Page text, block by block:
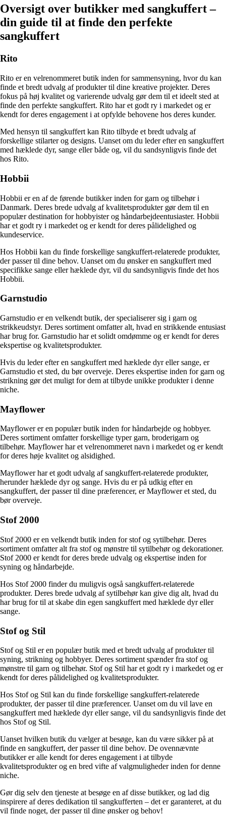
Oversigt over butikker med sangkuffert –
din guide til at finde den perfekte
sangkuffert
Rito
Rito er en velrenommeret butik inden for sammensyning, hvor du kan
finde et bredt udvalg af produkter til dine kreative projekter. Deres
fokus på høj kvalitet og varierende udvalg gør dem til et ideelt sted at
finde den perfekte sangkuffert. Rito har et godt ry i markedet og er
kendt for deres engagement i at opfylde behovene hos deres kunder.
Med hensyn til sangkuffert kan Rito tilbyde et bredt udvalg af
forskellige stilarter og designs. Uanset om du leder efter en sangkuffert
med hæklede dyr, sange eller både og, vil du sandsynligvis finde det
hos Rito.
Hobbii
Hobbii er en af de førende butikker inden for garn og tilbehør i
Danmark. Deres brede udvalg af kvalitetsprodukter gør dem til en
populær destination for hobbyister og håndarbejdeentusiaster. Hobbii
har et godt ry i markedet og er kendt for deres pålidelighed og
kundeservice.
Hos Hobbii kan du finde forskellige sangkuffert-relaterede produkter,
der passer til dine behov. Uanset om du ønsker en sangkuffert med
specifikke sange eller hæklede dyr, vil du sandsynligvis finde det hos
Hobbii.
Garnstudio
Garnstudio er en velkendt butik, der specialiserer sig i garn og
strikkeudstyr. Deres sortiment omfatter alt, hvad en strikkende entusiast
har brug for. Garnstudio har et solidt omdømme og er kendt for deres
ekspertise og kvalitetsprodukter.
Hvis du leder efter en sangkuffert med hæklede dyr eller sange, er
Garnstudio et sted, du bør overveje. Deres ekspertise inden for garn og
strikning gør det muligt for dem at tilbyde unikke produkter i denne
niche.
Mayflower
Mayflower er en populær butik inden for håndarbejde og hobbyer.
Deres sortiment omfatter forskellige typer garn, broderigarn og
tilbehør. Mayflower har et velrenommeret navn i markedet og er kendt
for deres høje kvalitet og alsidighed.
Mayflower har et godt udvalg af sangkuffert-relaterede produkter,
herunder hæklede dyr og sange. Hvis du er på udkig efter en
sangkuffert, der passer til dine præferencer, er Mayflower et sted, du
bør overveje.
Stof 2000
Stof 2000 er en velkendt butik inden for stof og sytilbehør. Deres
sortiment omfatter alt fra stof og mønstre til sytilbehør og dekorationer.
Stof 2000 er kendt for deres brede udvalg og ekspertise inden for
syning og håndarbejde.
Hos Stof 2000 finder du muligvis også sangkuffert-relaterede
produkter. Deres brede udvalg af sytilbehør kan give dig alt, hvad du
har brug for til at skabe din egen sangkuffert med hæklede dyr eller
sange.
Stof og Stil
Stof og Stil er en populær butik med et bredt udvalg af produkter til
syning, strikning og hobbyer. Deres sortiment spænder fra stof og
mønstre til garn og tilbehør. Stof og Stil har et godt ry i markedet og er
kendt for deres pålidelighed og kvalitetsprodukter.
Hos Stof og Stil kan du finde forskellige sangkuffert-relaterede
produkter, der passer til dine præferencer. Uanset om du vil lave en
sangkuffert med hæklede dyr eller sange, vil du sandsynligvis finde det
hos Stof og Stil.
Uanset hvilken butik du vælger at besøge, kan du være sikker på at
finde en sangkuffert, der passer til dine behov. De ovennævnte
butikker er alle kendt for deres engagement i at tilbyde
kvalitetsprodukter og en bred vifte af valgmuligheder inden for denne
niche.
Gør dig selv den tjeneste at besøge en af ​​disse butikker, og lad dig
inspirere af deres dedikation til sangkufferten – det er garanteret, at du
vil finde noget, der passer til dine ønsker og behov!